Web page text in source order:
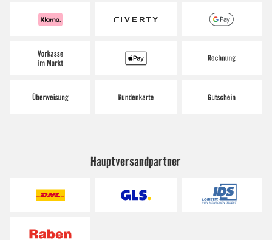
Hauptversandpartner